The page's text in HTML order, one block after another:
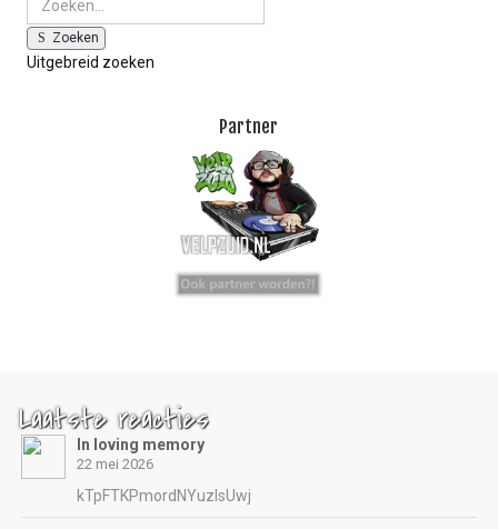
Zoeken
Uitgebreid zoeken
Partner
Laatste reacties
In loving memory
22 mei 2026
kTpFTKPmordNYuzIsUwj